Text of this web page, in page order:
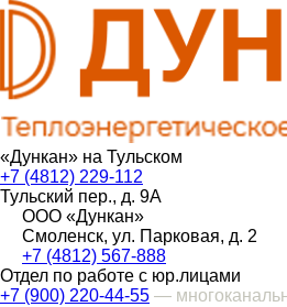
«Дункан» на Тульском
+7 (4812) 229-112
Тульский пер., д. 9А
ООО «Дункан»
Смоленск, ул. Парковая, д. 2
+7 (4812) 567-888
Отдел по работе с юр.лицами
+7 (900) 220-44-55 —